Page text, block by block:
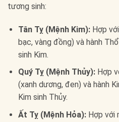
tương sinh:
Tân Tỵ (Mệnh Kim):Hợp với
bạc, vàng đồng) và hành
sinh Kim.
Quý Tỵ (Mệnh Thủy):Hợp
(xanh dương, đen) và hành
Kim sinh Thủy.
Ất Tỵ (Mệnh Hỏa):Hợp với